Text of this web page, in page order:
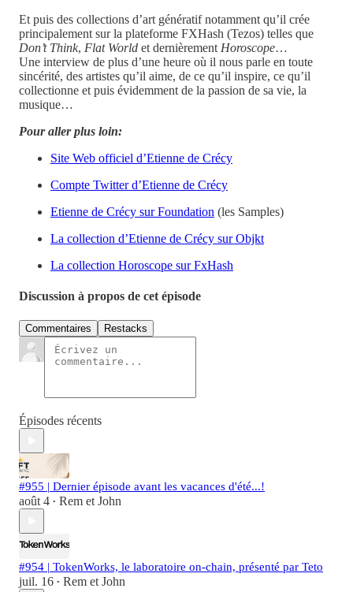
Et puis des collections d’art génératif notamment qu’il crée
principalement sur la plateforme FXHash (Tezos) telles que
Don’t Think, Flat World et dernièrement Horoscope…
Une interview de plus d’une heure où il nous parle en toute
sincérité, des artistes qu’il aime, de ce qu’il inspire, ce qu’il
collectionne et puis évidemment de la passion de sa vie, la
musique…
Pour aller plus loin:
Site Web officiel d’Etienne de Crécy
Compte Twitter d’Etienne de Crécy
Etienne de Crécy sur Foundation (les Samples)
La collection d’Etienne de Crécy sur Objkt
La collection Horoscope sur FxHash
Discussion à propos de cet épisode
Commentaires Restacks
Épisodes récents
#955 | Dernier épisode avant les vacances d'été...!
août 4 • Rem et John
#954 | TokenWorks, le laboratoire on-chain, présenté par Teto
juil. 16 • Rem et John